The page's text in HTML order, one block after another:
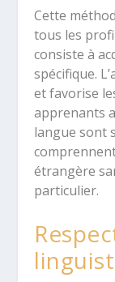
Cette
tous les
consiste à
spécifique.
et favorise
apprenants
langue sont
étrangère
particulier.